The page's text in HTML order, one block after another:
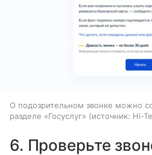
О подозрительном звонке можно
разделе «Госуслуг»
источник: Hi-
6. Проверьте